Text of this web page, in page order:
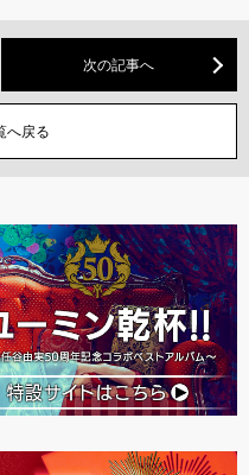
次の記事へ
へ戻る